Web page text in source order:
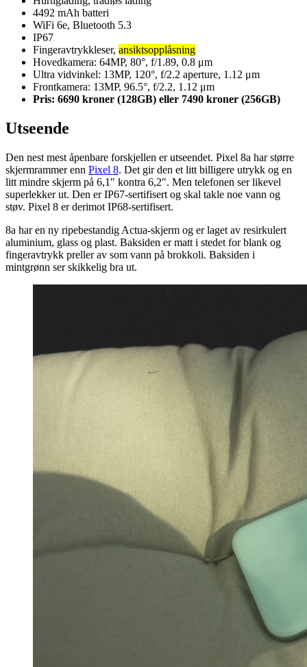
4492 mAh batteri
WiFi 6e, Bluetooth 5.3
IP67
Fingeravtrykkleser, ansiktsopplåsning
Hovedkamera: 64MP, 80°, f/1.89, 0.8 μm
Ultra vidvinkel: 13MP, 120°, f/2.2 aperture, 1.12 μm
Frontkamera: 13MP, 96.5°, f/2.2, 1.12 μm
Pris: 6690 kroner (128GB) eller 7490 kroner (256GB)
Utseende
Den nest mest åpenbare forskjellen er utseendet. Pixel 8a har større
skjermrammer enn Pixel 8. Det gir den et litt billigere utrykk og en
litt mindre skjerm på 6,1″ kontra 6,2″. Men telefonen ser likevel
superlekker ut. Den er IP67-sertifisert og skal takle noe vann og
støv. Pixel 8 er derimot IP68-sertifisert.
8a har en ny ripebestandig Actua-skjerm og er laget av resirkulert
aluminium, glass og plast. Baksiden er matt i stedet for blank og
fingeravtrykk preller av som vann på brokkoli. Baksiden i
mintgrønn ser skikkelig bra ut.